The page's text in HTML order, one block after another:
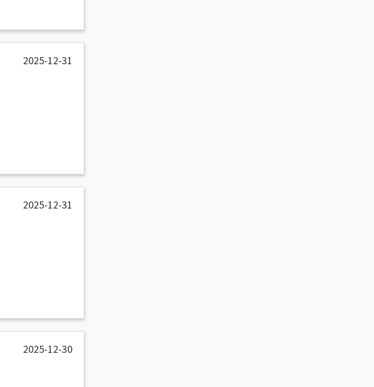
2025-12-31
2025-12-31
2025-12-30